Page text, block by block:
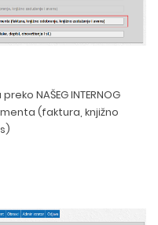
NAŠEG INTERNOG
(faktura, knjižno